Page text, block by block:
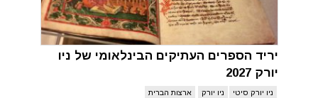
יריד הספרים העתיקים הבינלאומי של ניו
יורק 2027
ניו יורק סיטי ניו יורק ארצות הברית